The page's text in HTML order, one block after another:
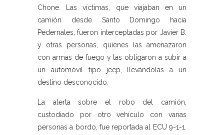
Chone. Las víctimas, que viajaban en un
camión desde Santo Domingo hacia
Pedernales, fueron interceptadas por Javier B.
y otras personas, quienes las amenazaron
con armas de fuego y las obligaron a subir a
un automóvil tipo jeep, llevándolas a un
destino desconocido.
La alerta sobre el robo del camión,
custodiado por otro vehículo con varias
personas a bordo, fue reportada al ECU 9-1-1.